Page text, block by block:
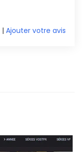
Ajouter votre avis
|